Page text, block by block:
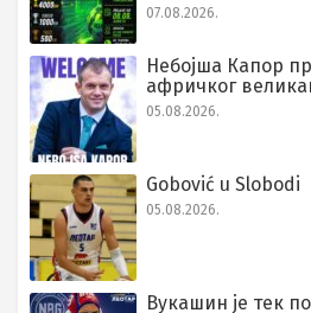
07.08.2026.
Небојша Капор
афричког
05.08.2026.
Gobović u Slobodi
05.08.2026.
Вукашин је тек